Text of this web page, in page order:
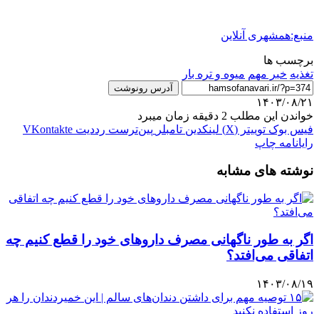
منبع:همشهری آنلاین
برچسب ها
تغذیه خبر مهم میوه و تره بار
آدرس رونوشت
۱۴۰۳/۰۸/۲۱
خواندن این مطلب 2 دقیقه زمان میبرد
فیس بوک توییتر (X) لینکدین ‫تامبلر ‫پین‌ترست ‫رددیت ‫VKontakte
رایانامه چاپ
نوشته های مشابه
اگر به طور ناگهانی مصرف داروهای خود را قطع کنیم چه
اتفاقی می‌افتد؟
۱۴۰۳/۰۸/۱۹